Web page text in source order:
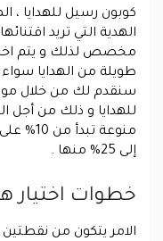
كوبون رسيل للهدايا ،
الهدية التي تريد
مخصص لذلك و يتم
طويلة من الهدايا سواء
سنقدم لك من خلال
للهدايا و ذلك من
منوعة
إلى 25% منها .
خطوات اختيار
الامر يتكون من